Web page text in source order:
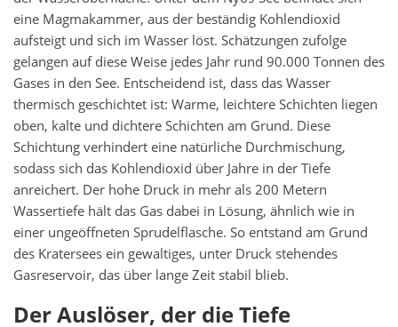
eine Magmakammer, aus der beständig Kohlendioxid
aufsteigt und sich im Wasser löst. Schätzungen zufolge
gelangen auf diese Weise jedes Jahr rund 90.000 Tonnen des
Gases in den See. Entscheidend ist, dass das Wasser
thermisch geschichtet ist: Warme, leichtere Schichten liegen
oben, kalte und dichtere Schichten am Grund. Diese
Schichtung verhindert eine natürliche Durchmischung,
sodass sich das Kohlendioxid über Jahre in der Tiefe
anreichert. Der hohe Druck in mehr als 200 Metern
Wassertiefe hält das Gas dabei in Lösung, ähnlich wie in
einer ungeöffneten Sprudelflasche. So entstand am Grund
des Kratersees ein gewaltiges, unter Druck stehendes
Gasreservoir, das über lange Zeit stabil blieb.
Der Auslöser, der die Tiefe